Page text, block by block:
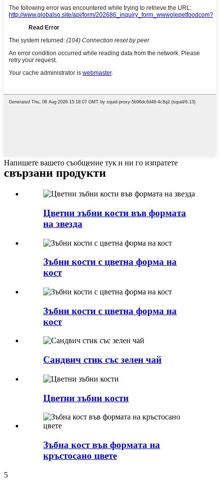
Напишете вашето съобщение тук и ни го изпратете
свързани продукти
Цветни зъбни кости във формата
на звезда
Зъбни кости с цветна форма на
кост
Зъбни кости с цветна форма на
кост
Сандвич стик със зелен чай
Цветни зъбни кости
Зъбна кост във формата на
кръстосано цвете
5